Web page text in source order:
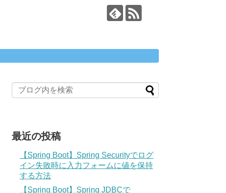
最近の投稿
【Spring Boot】Spring Securityでログ
イン失敗時に入力フォームに値を保持
する方法
【Spring Boot】Spring JDBCで